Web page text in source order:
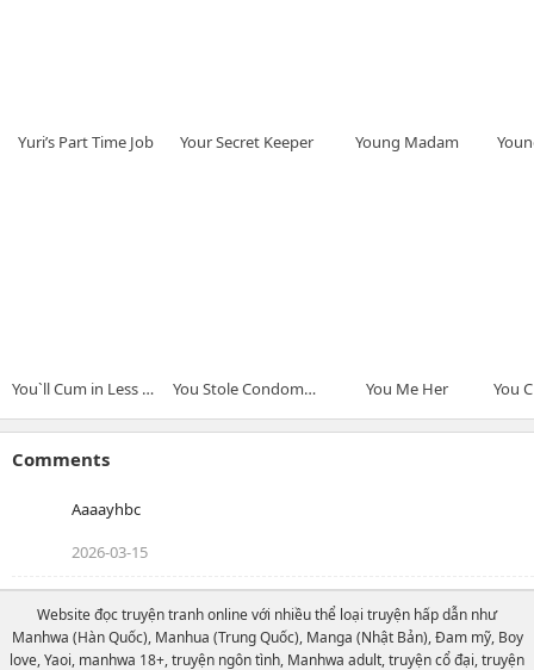
Yuri’s Part Time Job Your Secret Keeper Young Madam
You`ll Cum in Less Than a Minute! You Stole Condoms, so I Can Steal Your Virginity, You Me Her
Comments
Aaaayhbc
2026-03-15
Website đọc truyện tranh online với nhiều thể loại truyện hấp dẫn như
Manhwa (Hàn Quốc), Manhua (Trung Quốc), Manga (Nhật Bản), Đam mỹ, Boy
love, Yaoi, manhwa 18+, truyện ngôn tình, Manhwa adult, truyện cổ đại, truyện